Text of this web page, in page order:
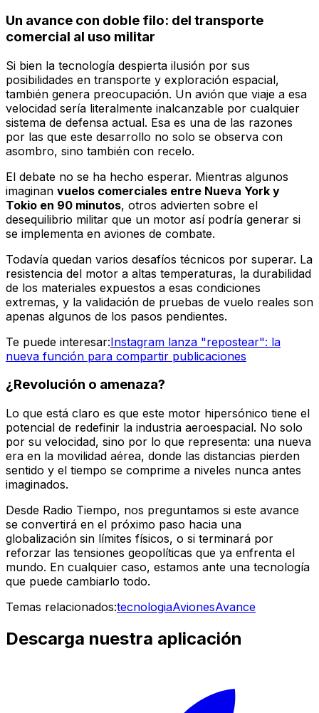
Un avance con doble filo: del transporte
comercial al uso militar
Si bien la tecnología despierta ilusión por sus
posibilidades en transporte y exploración espacial,
también genera preocupación. Un avión que viaje a esa
velocidad sería literalmente inalcanzable por cualquier
sistema de defensa actual. Esa es una de las razones
por las que este desarrollo no solo se observa con
asombro, sino también con recelo.
El debate no se ha hecho esperar. Mientras algunos
imaginan vuelos comerciales entre Nueva York y
Tokio en 90 minutos, otros advierten sobre el
desequilibrio militar que un motor así podría generar si
se implementa en aviones de combate.
Todavía quedan varios desafíos técnicos por superar. La
resistencia del motor a altas temperaturas, la durabilidad
de los materiales expuestos a esas condiciones
extremas, y la validación de pruebas de vuelo reales son
apenas algunos de los pasos pendientes.
Te puede interesar:Instagram lanza "repostear": la
nueva función para compartir publicaciones
¿Revolución o amenaza?
Lo que está claro es que este motor hipersónico tiene el
potencial de redefinir la industria aeroespacial. No solo
por su velocidad, sino por lo que representa: una nueva
era en la movilidad aérea, donde las distancias pierden
sentido y el tiempo se comprime a niveles nunca antes
imaginados.
Desde Radio Tiempo, nos preguntamos si este avance
se convertirá en el próximo paso hacia una
globalización sin límites físicos, o si terminará por
reforzar las tensiones geopolíticas que ya enfrenta el
mundo. En cualquier caso, estamos ante una tecnología
que puede cambiarlo todo.
Temas relacionados:tecnologiaAvionesAvance
Descarga nuestra aplicación